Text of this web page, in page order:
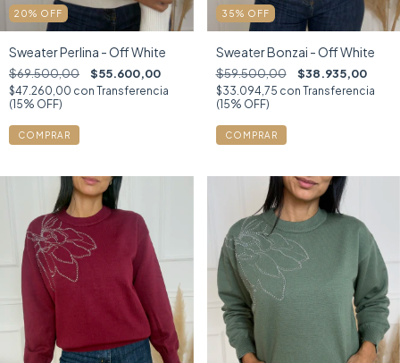
20% OFF
Sweater Perlina - Off White
$69.500,00 $55.600,00
$47.260,00 con Transferencia
(15% OFF)
COMPRAR
35% OFF
Sweater Bonzai - Off White
$59.500,00 $38.935,00
$33.094,75 con Transferencia
(15% OFF)
COMPRAR